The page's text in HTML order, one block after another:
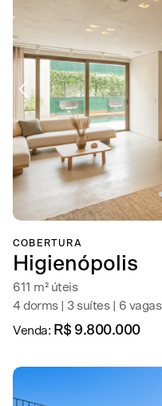
COBERTURA
Higienópolis
611 m² úteis
4 dorms | 3 suítes | 6 vagas
Venda: R$ 9.800.000